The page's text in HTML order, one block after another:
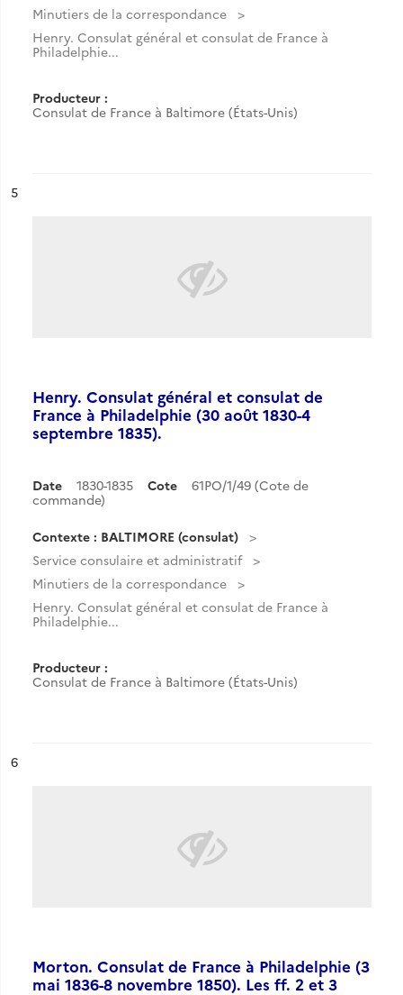
Minutiers de la correspondance
Henry. Consulat général et consulat de France à
Philadelphie...
Producteur :
Consulat de France à Baltimore (États-Unis)
n°
5
Henry. Consulat général et consulat de
France à Philadelphie (30 août 1830-4
septembre 1835).
Date 1830-1835 Cote
61PO/1/49 (Cote de
commande)
Contexte : BALTIMORE (consulat)
Service consulaire et administratif
Minutiers de la correspondance
Henry. Consulat général et consulat de France à
Philadelphie...
Producteur :
Consulat de France à Baltimore (États-Unis)
n°
6
Morton. Consulat de France à Philadelphie (3
mai 1836-8 novembre 1850). Les ff. 2 et 3